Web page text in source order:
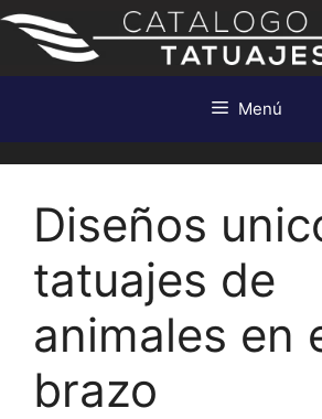
Saltar
contenido
Menú
Diseños
tatuajes de
animales en
brazo